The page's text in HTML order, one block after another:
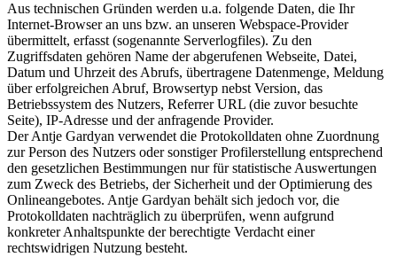
Aus technischen Gründen werden u.a. folgende Daten, die Ihr
Internet-Browser an uns bzw. an unseren Webspace-Provider
übermittelt, erfasst (sogenannte Serverlogfiles). Zu den
Zugriffsdaten gehören Name der abgerufenen Webseite, Datei,
Datum und Uhrzeit des Abrufs, übertragene Datenmenge, Meldung
über erfolgreichen Abruf, Browsertyp nebst Version, das
Betriebssystem des Nutzers, Referrer URL (die zuvor besuchte
Seite), IP-Adresse und der anfragende Provider.
Der Antje Gardyan verwendet die Protokolldaten ohne Zuordnung
zur Person des Nutzers oder sonstiger Profilerstellung entsprechend
den gesetzlichen Bestimmungen nur für statistische Auswertungen
zum Zweck des Betriebs, der Sicherheit und der Optimierung des
Onlineangebotes. Antje Gardyan behält sich jedoch vor, die
Protokolldaten nachträglich zu überprüfen, wenn aufgrund
konkreter Anhaltspunkte der berechtigte Verdacht einer
rechtswidrigen Nutzung besteht.